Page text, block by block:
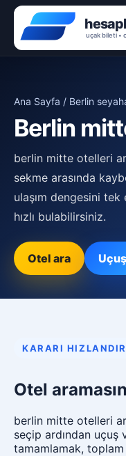
Ana Sayfa / Berlin
Berlin
berlin mitte otelleri
sekme arasında
ulaşım dengesini
hızlı bulabilirsiniz.
Otel ara
KARARI
Otel
berlin mitte otelleri
seçip ardından uçuş
tamamlamak,